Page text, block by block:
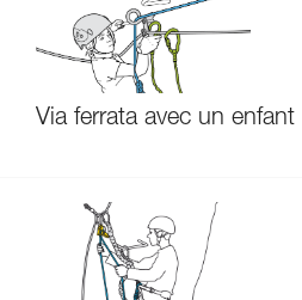
Via ferrata avec un enfant